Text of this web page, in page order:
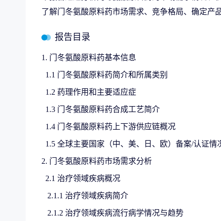
了解门冬氨酸原料药市场需求、竞争格局、确定产
报告目录
1. 门冬氨酸原料药基本信息
1.1 门冬氨酸原料药简介和所属类别
1.2 药理作用和主要适应症
1.3 门冬氨酸原料药合成工艺简介
1.4 门冬氨酸原料药上下游供应链概况
1.5 全球主要国家（中、美、日、欧）备案/认证情
2. 门冬氨酸原料药市场需求分析
2.1 治疗领域疾病概况
2.1.1 治疗领域疾病简介
2.1.2 治疗领域疾病流行病学情况与趋势